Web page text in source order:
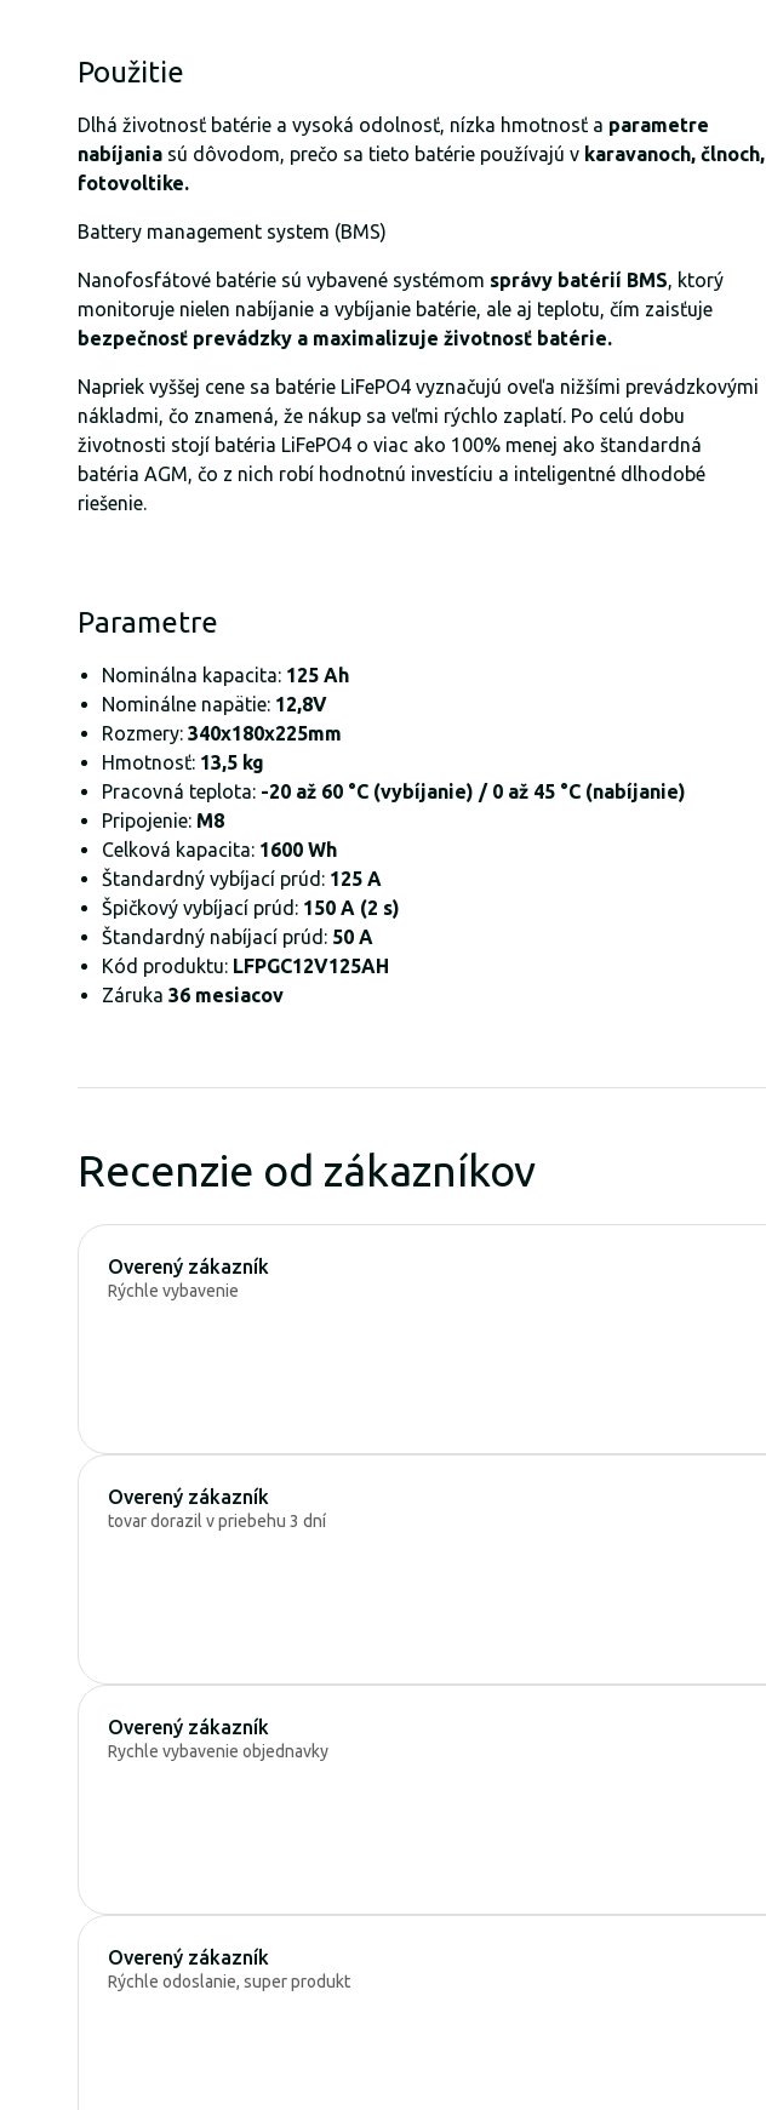
Použitie
Dlhá životnosť batérie a vysoká odolnosť, nízka hmotnosť a parametre
nabíjania sú dôvodom, prečo sa tieto batérie používajú v karavanoch, člnoch,
fotovoltike.
Battery management system (BMS)
Nanofosfátové batérie sú vybavené systémom správy batérií BMS, ktorý
monitoruje nielen nabíjanie a vybíjanie batérie, ale aj teplotu, čím zaisťuje
bezpečnosť prevádzky a maximalizuje životnosť batérie.
Napriek vyššej cene sa batérie LiFePO4 vyznačujú oveľa nižšími prevádzkovými
nákladmi, čo znamená, že nákup sa veľmi rýchlo zaplatí. Po celú dobu
životnosti stojí batéria LiFePO4 o viac ako 100% menej ako štandardná
batéria AGM, čo z nich robí hodnotnú investíciu a inteligentné dlhodobé
riešenie.
Parametre
Nominálna kapacita: 125 Ah
Nominálne napätie: 12,8V
Rozmery: 340x180x225mm
Hmotnosť: 13,5 kg
Pracovná teplota: -20 až 60 °C (vybíjanie) / 0 až 45 °C (nabíjanie)
Pripojenie: M8
Celková kapacita: 1600 Wh
Štandardný vybíjací prúd: 125 A
Špičkový vybíjací prúd: 150 A (2 s)
Štandardný nabíjací prúd: 50 A
Kód produktu: LFPGC12V125AH
Záruka 36 mesiacov
Recenzie od zákazníkov
Overený zákazník
Rýchle vybavenie
Overený zákazník
tovar dorazil v priebehu 3 dní
Overený zákazník
Rychle vybavenie objednavky
Overený zákazník
Rýchle odoslanie, super produkt